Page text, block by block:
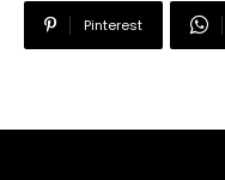
Pinterest